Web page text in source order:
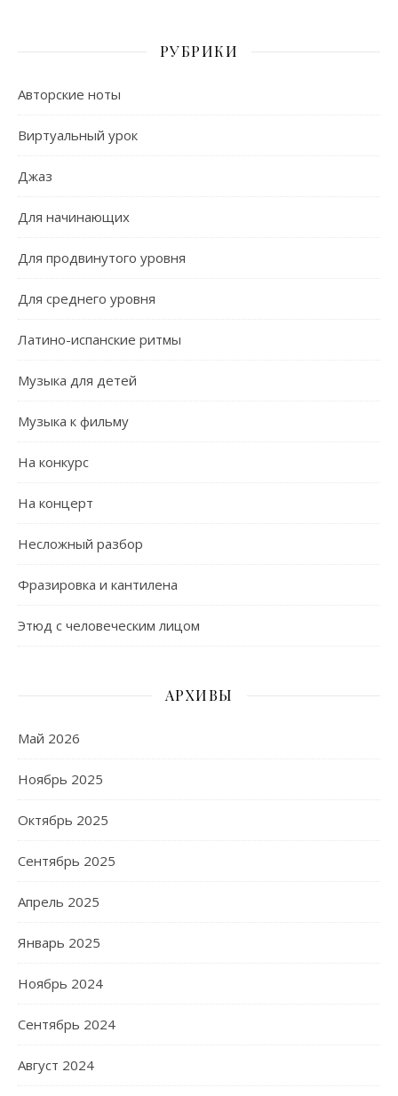
РУБРИКИ
Авторские ноты
Виртуальный урок
Джаз
Для начинающих
Для продвинутого уровня
Для среднего уровня
Латино-испанские ритмы
Музыка для детей
Музыка к фильму
На конкурс
На концерт
Несложный разбор
Фразировка и кантилена
Этюд с человеческим лицом
АРХИВЫ
Май 2026
Ноябрь 2025
Октябрь 2025
Сентябрь 2025
Апрель 2025
Январь 2025
Ноябрь 2024
Сентябрь 2024
Август 2024